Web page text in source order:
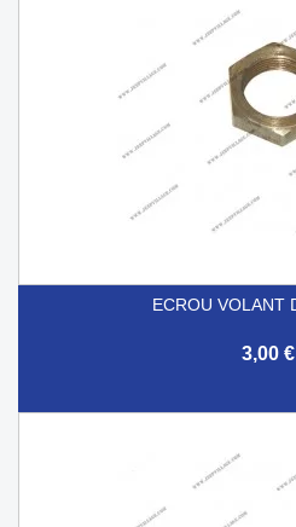
ECROU VOLANT
3,00 €